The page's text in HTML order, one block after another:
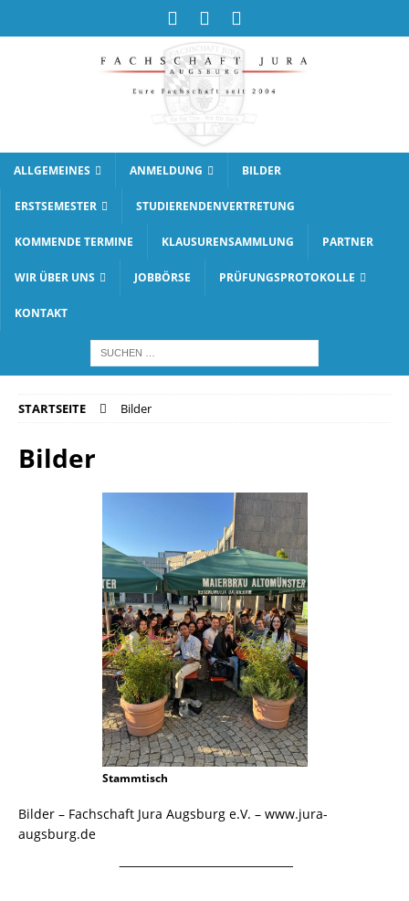
ALLGEMEINES ANMELDUNG BILDER
ERSTSEMESTER STUDIERENDENVERTRETUNG
KOMMENDE TERMINE KLAUSURENSAMMLUNG PARTNER
WIR ÜBER UNS JOBBÖRSE PRÜFUNGSPROTOKOLLE
KONTAKT
STARTSEITE Bilder
Bilder
Stammtisch
Bilder – Fachschaft Jura Augsburg e.V. – www.jura-
augsburg.de
¯¯¯¯¯¯¯¯¯¯¯¯¯¯¯¯¯¯¯¯¯¯¯¯¯¯¯¯¯¯¯¯¯¯¯¯¯¯